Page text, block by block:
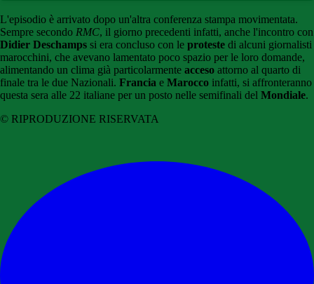
L'episodio è arrivato dopo un'altra conferenza stampa movimentata.
Sempre secondo RMC, il giorno precedenti infatti, anche l'incontro con
Didier Deschamps si era concluso con le proteste di alcuni giornalisti
marocchini, che avevano lamentato poco spazio per le loro domande,
alimentando un clima già particolarmente acceso attorno al quarto di
finale tra le due Nazionali. Francia e Marocco infatti, si affronteranno
questa sera alle 22 italiane per un posto nelle semifinali del Mondiale.
© RIPRODUZIONE RISERVATA